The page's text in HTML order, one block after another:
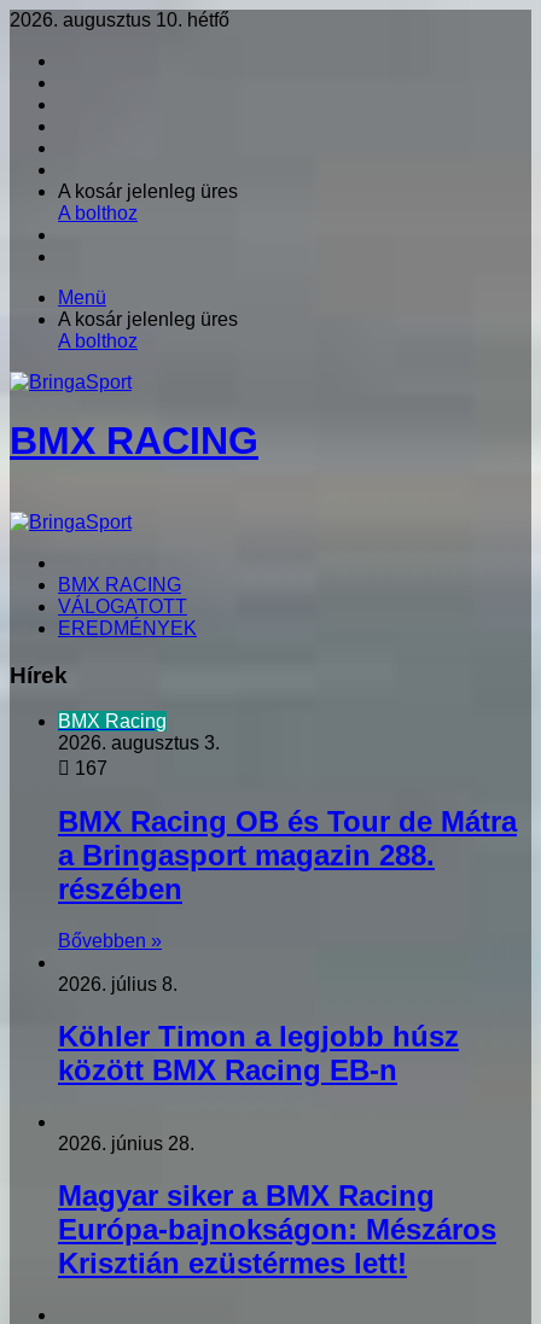
2026. augusztus 10. hétfő
Kosár
megtekintése
A kosár jelenleg üres
A bolthoz
Menü
Kosár
megtekintése
A kosár jelenleg üres
A bolthoz
BMX RACING
BMX RACING
VÁLOGATOTT
EREDMÉNYEK
Hírek
BMX Racing
2026. augusztus 3.
167
BMX Racing OB és Tour de Mátra
a Bringasport magazin 288.
részében
Bővebben »
2026. július 8.
Köhler Timon a legjobb húsz
között BMX Racing EB-n
2026. június 28.
Magyar siker a BMX Racing
Európa-bajnokságon: Mészáros
Krisztián ezüstérmes lett!